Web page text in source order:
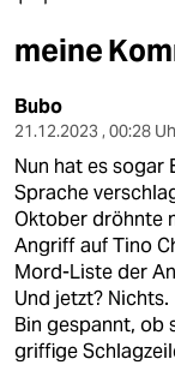
kultur
sport
berlin
nord
wahrheit
verlag
meine
Bubo
21.12.2023 , 00:28
Nun hat es sogar
Sprache
Oktober dröhnte
Angriff auf Tino
Mord-Liste der
Und jetzt? Nichts.
Bin gespannt, ob
griffige